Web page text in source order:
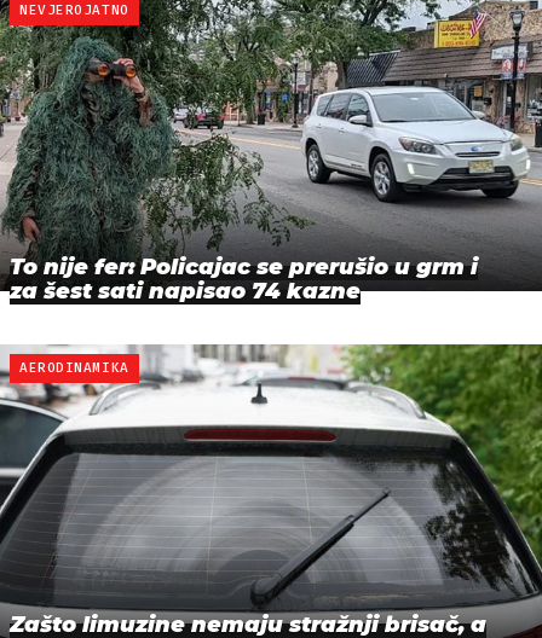
NEVJEROJATNO
To nije fer: Policajac se prerušio u grm i
za šest sati napisao 74 kazne
AERODINAMIKA
Zašto limuzine nemaju stražnji brisač, a